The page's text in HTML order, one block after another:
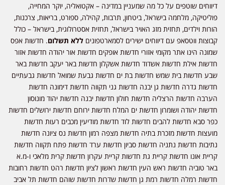
דיווחים שוטפים על כל מה שמעניין במדינה – אקטואליה, יוקר המחייה,
פוליטיקה, מלחמה בישראל, ביטחון, תרבות, קהילה, ספורט, בריאות, צרכנות,
הורות וילדים, תחזית מזג האויר בישראל, תחזית אסטרולוגית, בישראל – כולל
קבוצות ווטסאפ עם דיווחים ישירים לסמארטפונים ללא תשלום. חדשות אפס
שמונה הינו אתר מקומי אזורי חדשות אופקים חדשות אור יהודה חדשות אזור
חדשות אילת חדשות אשדוד חדשות אשקלון חדשות באר יעקב חדשות באר
שבע חדשות בית שמש חדשות בת ים חדשות גבעת שמואל חדשות גבעתיים
חדשות גדרה חדשות גן יבנה חדשות גני תקווה חדשות דימונה חדשות
הערבה חדשות הרצליה חדשות חולון חדשות יבנה חדשות יהוד מונוסון
חדשות יהודה ושומרון חדשות ים המלח חדשות ירוחם חדשות ירושלים חדשות
כפר סבא חדשות להבים חדשות לוד חדשות מודיעין מכבים רעות חדשות
מועצות חדשות מזכרת בתיה חדשות מצפה רמון חדשות נס ציונה חדשות
נתיבות חדשות נתניה חדשות סביון חדשות ערד חדשות פתח תקווה חדשות
קריית אונו חדשות קריית גת חדשות קריית עקרון חדשות קרית מלאכי ו-מ.א
באר טוביה חדשות ראש העין חדשות ראשון לציון חדשות רהט חדשות רחובות
חדשות רמלה חדשות רמת גן חדשות שדרות חדשות שוהם חדשות תל אביב